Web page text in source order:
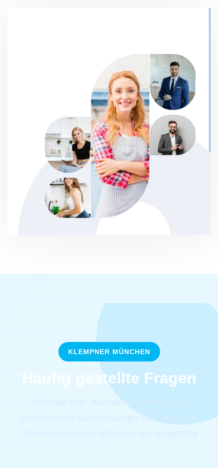
KLEMPNER MÜNCHEN
Häufig gestellte Fragen
Schnelle Hilfe, transparente Preise und
professionelle Sanitärlösungen für Privat- und